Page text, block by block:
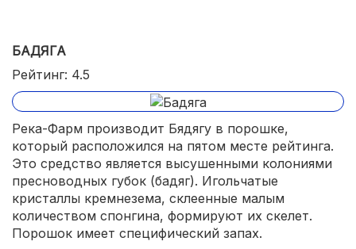
БАДЯГА
Рейтинг: 4.5
Река-Фарм производит Бядягу в порошке,
который расположился на пятом месте рейтинга.
Это средство является высушенными колониями
пресноводных губок (бадяг). Игольчатые
кристаллы кремнезема, склеенные малым
количеством спонгина, формируют их скелет.
Порошок имеет специфический запах.